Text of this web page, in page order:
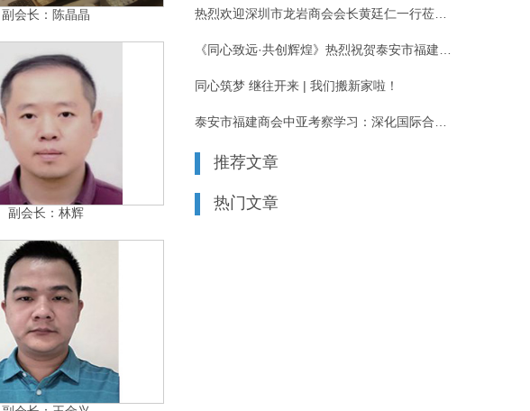
副会长：陈晶晶
副会长：林辉
同心筑梦 继往开来 | 我们搬新家啦！
推荐文章
热门文章